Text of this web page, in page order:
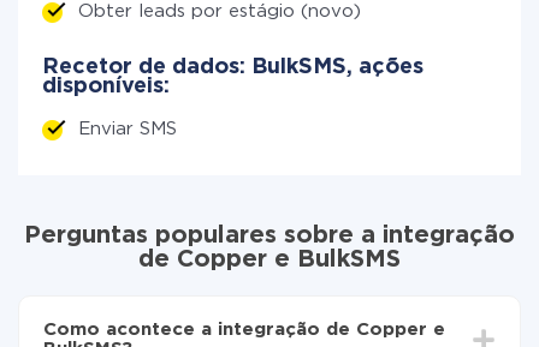
Obter leads por estágio (novo)
Recetor de dados: BulkSMS, ações
disponíveis:
Enviar SMS
Perguntas populares sobre a integração
de Copper e BulkSMS
Como acontece a integração de Copper e